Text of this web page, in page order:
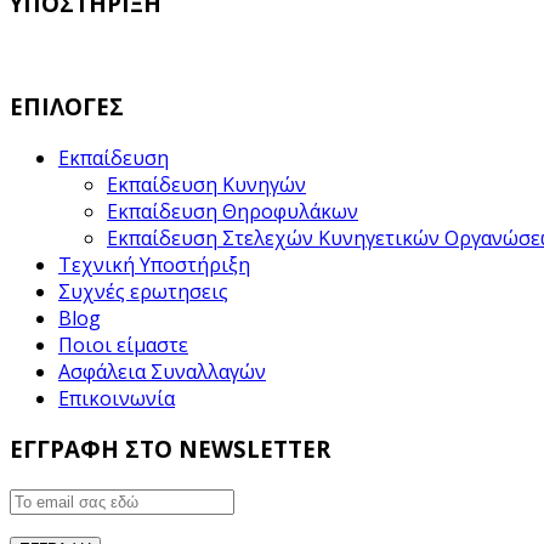
ΕΠΙΛΟΓΕΣ
Εκπαίδευση
Εκπαίδευση Κυνηγών
Εκπαίδευση Θηροφυλάκων
Εκπαίδευση Στελεχών Κυνηγετικών
Τεχνική Υποστήριξη
Συχνές ερωτησεις
Blog
Ποιοι είμαστε
Ασφάλεια Συναλλαγών
Επικοινωνία
ΕΓΓΡΑΦΗ ΣΤΟ NEWSLETTER